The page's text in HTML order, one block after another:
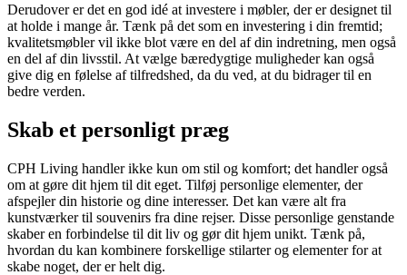
Derudover er det en god idé at investere i møbler, der er designet til
at holde i mange år. Tænk på det som en investering i din fremtid;
kvalitetsmøbler vil ikke blot være en del af din indretning, men også
en del af din livsstil. At vælge bæredygtige muligheder kan også
give dig en følelse af tilfredshed, da du ved, at du bidrager til en
bedre verden.
Skab et personligt præg
CPH Living handler ikke kun om stil og komfort; det handler også
om at gøre dit hjem til dit eget. Tilføj personlige elementer, der
afspejler din historie og dine interesser. Det kan være alt fra
kunstværker til souvenirs fra dine rejser. Disse personlige genstande
skaber en forbindelse til dit liv og gør dit hjem unikt. Tænk på,
hvordan du kan kombinere forskellige stilarter og elementer for at
skabe noget, der er helt dig.